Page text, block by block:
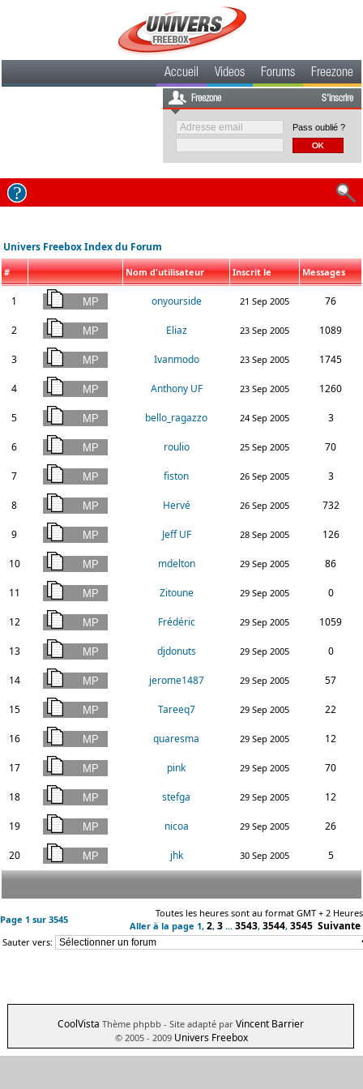
Accueil Videos Forums Freezone
Freezone S'inscrire
Pass oublié ?
Univers Freebox Index du Forum
# Nom d'utilisateur Inscrit le Messages
1 onyourside 21 Sep 2005 76
2 Eliaz 23 Sep 2005 1089
3 Ivanmodo 23 Sep 2005 1745
4 Anthony UF 23 Sep 2005 1260
5 bello_ragazzo 24 Sep 2005 3
6 roulio 25 Sep 2005 70
7 fiston 26 Sep 2005 3
8 Hervé 26 Sep 2005 732
9 Jeff UF 28 Sep 2005 126
10 mdelton 29 Sep 2005 86
11 Zitoune 29 Sep 2005 0
12 Frédéric 29 Sep 2005 1059
13 djdonuts 29 Sep 2005 0
14 jerome1487 29 Sep 2005 57
15 Tareeq7 29 Sep 2005 22
16 quaresma 29 Sep 2005 12
17 pink 29 Sep 2005 70
18 stefga 29 Sep 2005 12
19 nicoa 29 Sep 2005 26
20 jhk 30 Sep 2005 5
Page 1 sur 3545
Toutes les heures sont au format GMT + 2 Heures
Aller à la page 1, 2, 3 ... 3543, 3544, 3545 Suivante
Sauter vers:
CoolVista Thème phpbb - Site adapté par Vincent Barrier
© 2005 - 2009 Univers Freebox